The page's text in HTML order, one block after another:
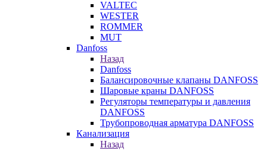
VALTEC
WESTER
ROMMER
MUT
Danfoss
Назад
Danfoss
Балансировочные клапаны DANFOSS
Шаровые краны DANFOSS
Регуляторы температуры и давления
DANFOSS
Трубопроводная арматура DANFOSS
Канализация
Назад